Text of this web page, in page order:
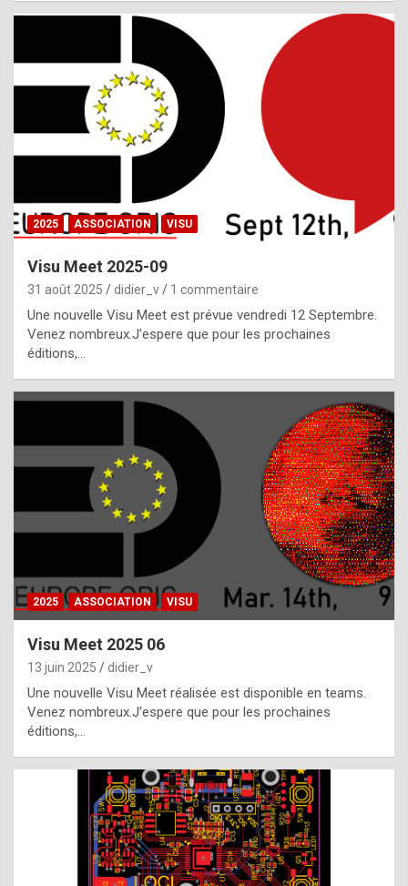
l
,
g
h
t
f
h
a
t
t
e
b
e
s
t
2025 ASSOCIATION VISU
Visu Meet 2025-09
31 août 2025 didier_v 1 commentaire
Une nouvelle Visu Meet est prévue vendredi 12 Septembre.
Venez nombreux.J’espere que pour les prochaines
éditions,…
2025 ASSOCIATION VISU
Visu Meet 2025 06
13 juin 2025 didier_v
Une nouvelle Visu Meet réalisée est disponible en teams.
Venez nombreux.J’espere que pour les prochaines
éditions,…